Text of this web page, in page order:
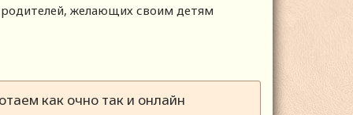
родителей, желающих своим детям
как очно так и онлайн